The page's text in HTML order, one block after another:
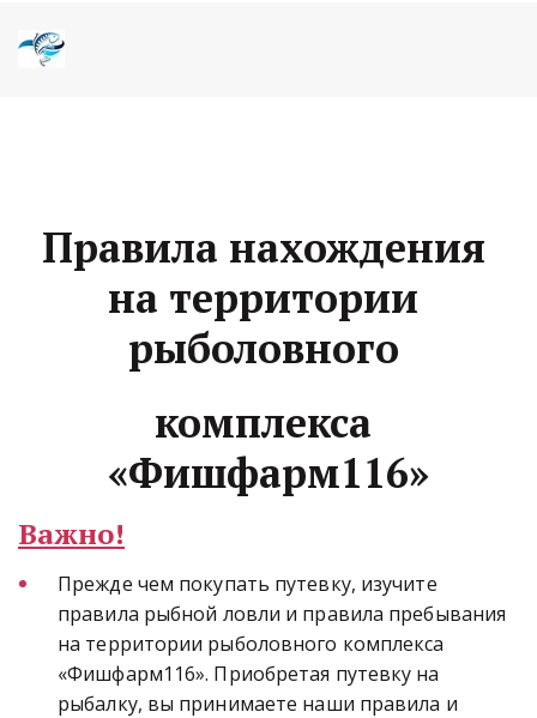
Правила нахождения
на территории
рыболовного
комплекса
«Фишфарм116»
Важно!
Прежде чем покупать путевку, изучите
правила рыбной ловли и правила пребывания
на территории рыболовного комплекса
«Фишфарм116». Приобретая путевку на
рыбалку, вы принимаете наши правила и